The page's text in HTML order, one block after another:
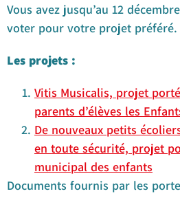
Vous avez jusqu’au 12
voter pour votre projet préféré.
Les projets :
Vitis Musicalis, projet
parents d’élèves les
De nouveaux petits
en toute sécurité, projet
municipal des enfants
Documents fournis par les